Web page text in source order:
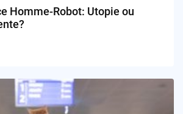
Homme-Robot: Utopie ou